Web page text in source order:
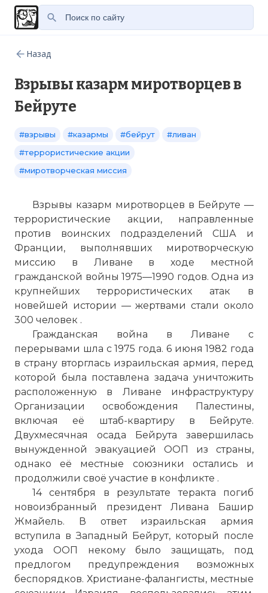
Назад
Взрывы казарм миротворцев в
Бейруте
#взрывы #казармы #бейрут
#ливан
#террористические акции
#миротворческая миссия
Взрывы казарм миротворцев в Бейруте —
террористические акции, направленные
против воинских подразделений США и
Франции, выполнявших миротворческую
миссию в Ливане в ходе местной
гражданской войны 1975—1990 годов. Одна из
крупнейших террористических атак в
новейшей истории — жертвами стали около
300 человек .
Гражданская война в Ливане с
перерывами шла с 1975 года. 6 июня 1982 года
в страну вторглась израильская армия, перед
которой была поставлена задача уничтожить
расположенную в Ливане инфраструктуру
Организации освобождения Палестины,
включая её штаб-квартиру в Бейруте.
Двухмесячная осада Бейрута завершилась
вынужденной эвакуацией ООП из страны,
однако её местные союзники остались и
продолжили своё участие в конфликте .
14 сентября в результате теракта погиб
новоизбранный президент Ливана Башир
Жмайель. В ответ израильская армия
вступила в Западный Бейрут, который после
ухода ООП некому было защищать, под
предлогом предупреждения возможных
беспорядков. Христиане-фалангисты, местные